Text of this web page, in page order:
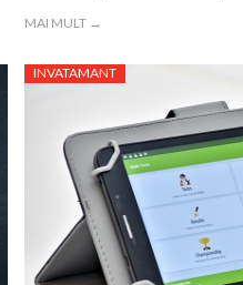
MAI MULT →
INVATAMANT